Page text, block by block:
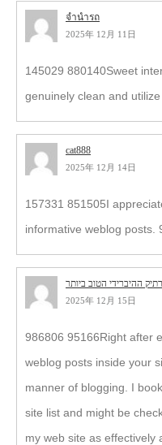
จำนำรถ
2025年 12月 11日
145029 880140Sweet
genuinely clean and
cat888
2025年 12月 14日
157331 851505I
informative weblog posts.
ההיברידי הטוב ביותר
2025年 12月 15日
986806 95166Right after
weblog posts inside your
manner of blogging. I
site list and might be
my web site as effectively